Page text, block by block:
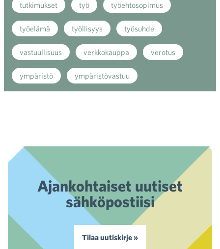
tutkimukset työ työehtosopimus
työelämä työllisyys työsuhde
vastuullisuus verkkokauppa verotus
ympäristö ympäristövastuu
Ajankohtaiset uutiset
sähköpostiisi
Tilaa uutiskirje »